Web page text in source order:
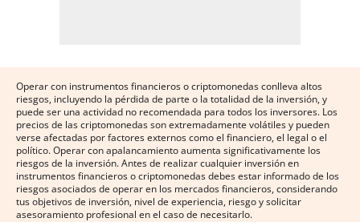
Operar con instrumentos financieros o criptomonedas conlleva altos
riesgos, incluyendo la pérdida de parte o la totalidad de la inversión, y
puede ser una actividad no recomendada para todos los inversores. Los
precios de las criptomonedas son extremadamente volátiles y pueden
verse afectadas por factores externos como el financiero, el legal o el
político. Operar con apalancamiento aumenta significativamente los
riesgos de la inversión. Antes de realizar cualquier inversión en
instrumentos financieros o criptomonedas debes estar informado de los
riesgos asociados de operar en los mercados financieros, considerando
tus objetivos de inversión, nivel de experiencia, riesgo y solicitar
asesoramiento profesional en el caso de necesitarlo.